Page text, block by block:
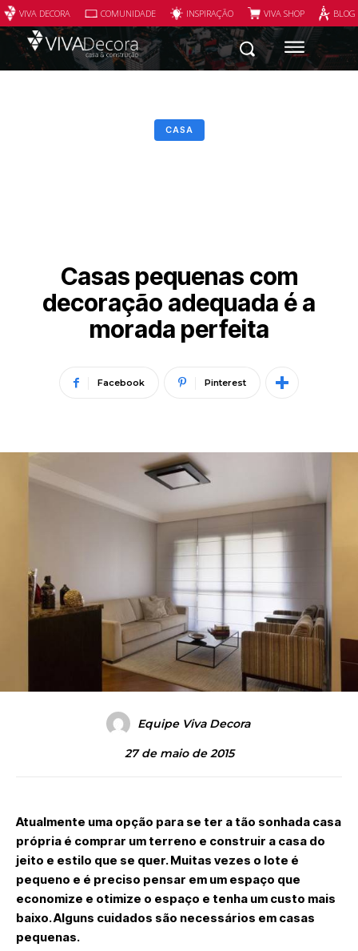
VIVA DECORA COMUNIDADE INSPIRAÇÃO VIVA SHOP
CASA
Casas pequenas com
decoração adequada é a
morada perfeita
Facebook Pinterest
Equipe Viva Decora
27 de maio de 2015
Atualmente uma opção para se ter a tão sonhada casa
própria é comprar um terreno e construir a casa do
jeito e estilo que se quer. Muitas vezes o lote é
pequeno e é preciso pensar em um espaço que
economize e otimize o espaço e tenha um custo mais
baixo. Alguns cuidados são necessários em casas
pequenas.